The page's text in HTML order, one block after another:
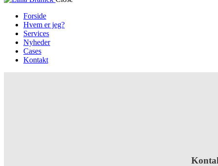
Forside
Hvem er jeg?
Services
Nyheder
Cases
Kontakt